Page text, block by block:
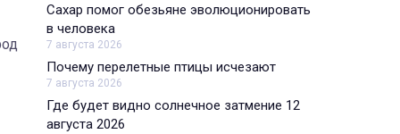
Сахар помог обезьяне эволюционировать
в человека
7 августа 2026
Почему перелетные птицы исчезают
7 августа 2026
Где будет видно солнечное затмение 12
августа 2026